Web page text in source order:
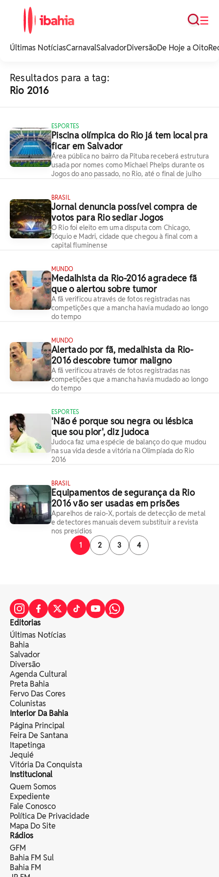
noticias e
☰
Busca
Últimas NotíciasCarnavalSalvadorDiversãoDe Hoje a Oito
Resultados para a tag:
Rio 2016
ESPORTES
Piscina olímpica do Rio já tem local pra
ficar em Salvador
Área pública no bairro da Pituba receberá estrutura
usada por nomes como Michael Phelps durante os
Jogos do ano passado, no Rio, até o final de julho
BRASIL
Jornal denuncia possível compra de
votos para Rio sediar Jogos
O Rio foi eleito em uma disputa com Chicago,
Tóquio e Madri, cidade que chegou à final com a
capital fluminense
MUNDO
Medalhista da Rio-2016 agradece fã
que o alertou sobre tumor
A fã verificou através de fotos registradas nas
competições que a mancha havia mudado ao longo
do tempo
MUNDO
Alertado por fã, medalhista da Rio-
2016 descobre tumor maligno
A fã verificou através de fotos registradas nas
competições que a mancha havia mudado ao longo
do tempo
ESPORTES
'Não é porque sou negra ou lésbica
que sou pior', diz judoca
Judoca faz uma espécie de balanço do que mudou
na sua vida desde a vitória na Olimpíada do Rio
2016
BRASIL
Equipamentos de segurança da Rio
2016 vão ser usadas em prisões
Aparelhos de raio-X, portais de detecção de metal
e detectores manuais devem substituir a revista
nos presídios
1
2 3 4
Editorias
Últimas Notícias
Bahia
Salvador
Diversão
Agenda Cultural
Preta Bahia
Fervo Das Cores
Colunistas
Interior Da Bahia
Página Principal
Feira De Santana
Itapetinga
Jequié
Vitória Da Conquista
Institucional
Quem Somos
Expediente
Fale Conosco
Política De Privacidade
Mapa Do Site
Rádios
GFM
Bahia FM Sul
Bahia FM